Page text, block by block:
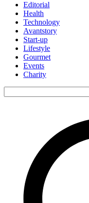
Editorial
Health
Technology
Avantstory
Start-up
Lifestyle
Gourmet
Events
Charity